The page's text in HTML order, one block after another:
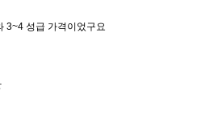
3~4 성급 가격이었구요